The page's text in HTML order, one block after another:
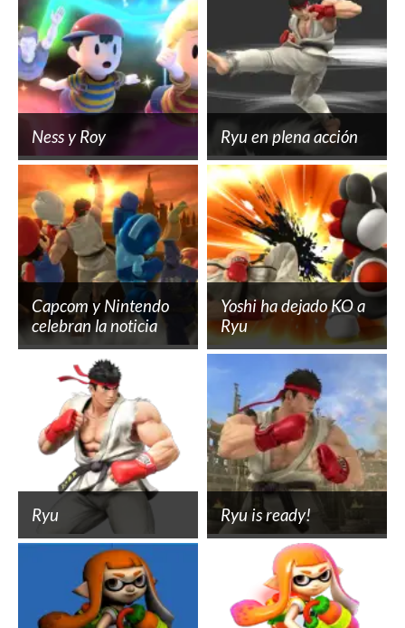
Ness y Roy Ryu en plena acción
Capcom y Nintendo
celebran la noticia
Yoshi ha dejado KO a
Ryu
Ryu Ryu is ready!